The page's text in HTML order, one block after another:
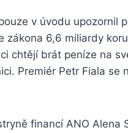
v úvodu upozornil
zákona 6,6 miliardy
chtějí brát peníze na
Premiér Petr Fiala se
financí ANO Alena